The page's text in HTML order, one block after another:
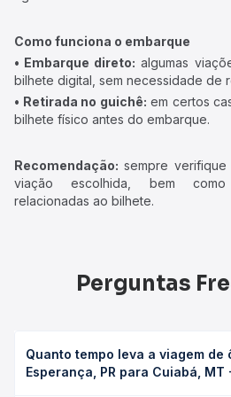
Como funciona o embarque
• Embarque direto: algumas
bilhete digital, sem necessidade de
• Retirada no guichê: em certos
bilhete físico antes do embarque.
Recomendação: sempre
viação escolhida, bem como
relacionadas ao bilhete.
Perguntas
Quanto tempo leva a viagem de
Esperança, PR para Cuiabá, MT